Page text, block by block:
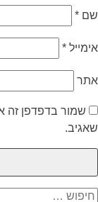
שם *
אימייל *
אתר
שמור בדפדפן זה
שאגיב.
חיפוש: